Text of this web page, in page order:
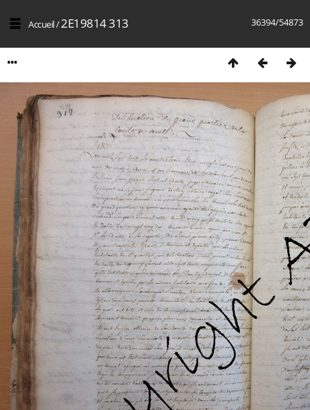
36394/54873
Accueil/2E19814 313